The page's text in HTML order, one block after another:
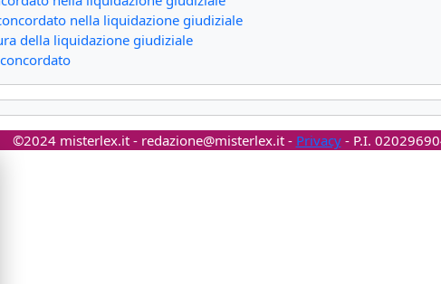
nella liquidazione giudiziale
della liquidazione giudiziale
©2024 misterlex.it - redazione@misterlex.it- Privacy- P.I.